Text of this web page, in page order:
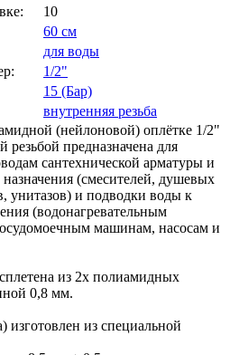
10
60 см
для воды
1/2"
15 (Бар)
внутренняя резьба
(нейлоновой) оплётке 1/2"
резьбой предназначена для
сантехнической арматуры и
(смесителей, душевых
унитазов) и подводки воды к
(водонагревательным
машинам, насосам и
из 2х полиамидных
0,8 мм.
из специальной